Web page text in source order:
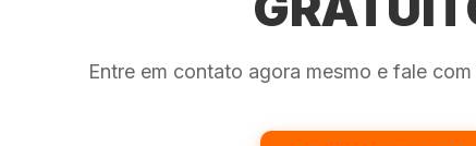
Entre em contato agora mesmo e fale